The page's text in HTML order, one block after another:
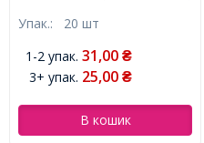
(УТ000004263)
Упак.: 20 шт
1-2 упак. 31,00 ₴
3+ упак. 25,00 ₴
В кошик